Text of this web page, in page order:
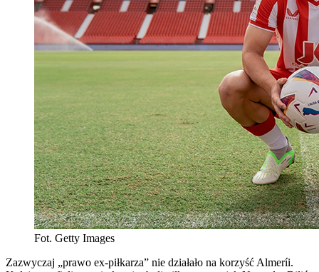
Fot. Getty Images
Zazwyczaj „prawo ex-piłkarza” nie działało na korzyść Almeríi.